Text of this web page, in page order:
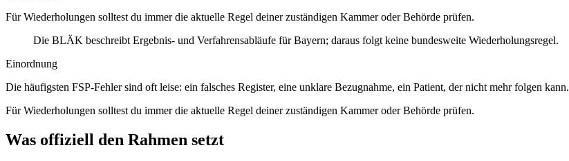
Für Wiederholungen solltest du immer die aktuelle Regel deiner zuständigen Kammer oder Behörde prüfen.
Die BLÄK beschreibt Ergebnis- und Verfahrensabläufe für Bayern; daraus folgt keine bundesweite Wiederholungsregel.
Einordnung
Die häufigsten FSP-Fehler sind oft leise: ein falsches Register, eine unklare Bezugnahme, ein Patient, der nicht mehr folgen kann.
Für Wiederholungen solltest du immer die aktuelle Regel deiner zuständigen Kammer oder Behörde prüfen.
Was offiziell den Rahmen setzt